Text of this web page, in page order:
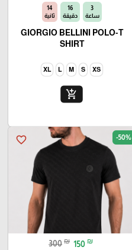
3
ساعة
16
دقيقة
13
ثانية
GIORGIO BELLINI POLO-T
SHIRT
XS
S
M
L
XL
add_shopping_cart
favorite_border -50%
300 ₪ 150 ₪